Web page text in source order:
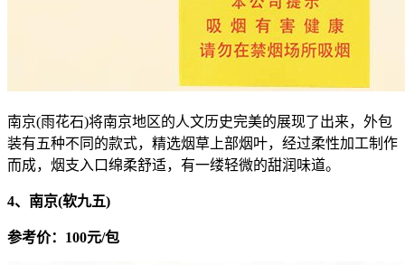
南京(雨花石)将南京地区的人文历史完美的展现了出来，外包
装有五种不同的款式，精选烟草上部烟叶，经过柔性加工制作
而成，烟支入口绵柔舒适，有一缕轻微的甜润味道。
4、南京(软九五)
参考价：100元/包